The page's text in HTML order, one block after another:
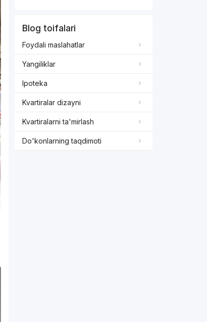
Blog toifalari
Foydali maslahatlar
Yangiliklar
Ipoteka
Kvartiralar dizayni
Kvartiralarni ta'mirlash
Do'konlarning taqdimoti